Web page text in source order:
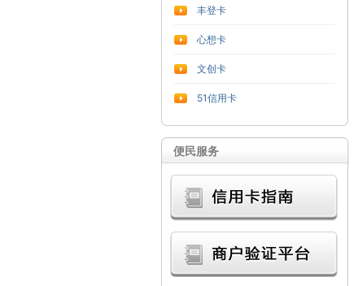
丰登卡
心想卡
文创卡
51信用卡
便民服务